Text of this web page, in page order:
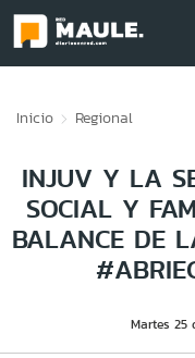
Inicio Regional
INJUV Y LA
SOCIAL Y
BALANCE DE
Martes 25